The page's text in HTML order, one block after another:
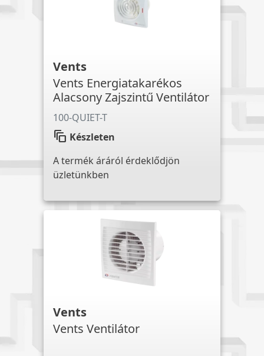
Vents
Vents Energiatakarékos
Alacsony Zajszintű Ventilátor
100-QUIET-T
auto_awesome_motion Készleten
A termék áráról érdeklődjön
üzletünkben
Vents
Vents Ventilátor